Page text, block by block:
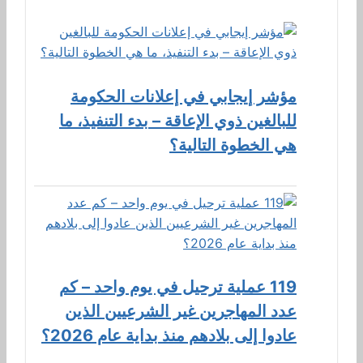
مؤشر إيجابي في إعلانات الحكومة
للبالغين ذوي الإعاقة – بدء التنفيذ، ما
هي الخطوة التالية؟
119 عملية ترحيل في يوم واحد – كم
عدد المهاجرين غير الشرعيين الذين
عادوا إلى بلادهم منذ بداية عام 2026؟